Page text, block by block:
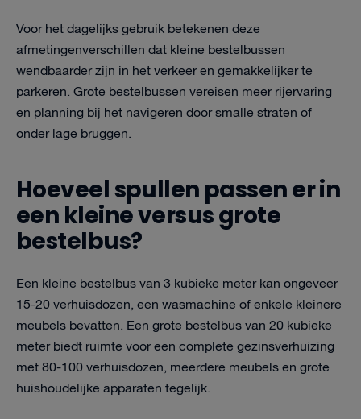
Voor het dagelijks gebruik betekenen deze
afmetingenverschillen dat kleine bestelbussen
wendbaarder zijn in het verkeer en gemakkelijker te
parkeren. Grote bestelbussen vereisen meer rijervaring
en planning bij het navigeren door smalle straten of
onder lage bruggen.
Hoeveel spullen passen er in
een kleine versus grote
bestelbus?
Een kleine bestelbus van 3 kubieke meter kan ongeveer
15-20 verhuisdozen, een wasmachine of enkele kleinere
meubels bevatten. Een grote bestelbus van 20 kubieke
meter biedt ruimte voor een complete gezinsverhuizing
met 80-100 verhuisdozen, meerdere meubels en grote
huishoudelijke apparaten tegelijk.